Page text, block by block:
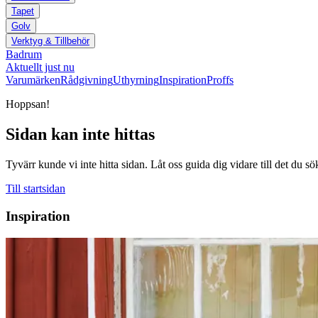
Tapet
Golv
Verktyg & Tillbehör
Badrum
Aktuellt just nu
VarumärkenRådgivningUthyrningInspirationProffs
Hoppsan!
Sidan kan inte hittas
Tyvärr kunde vi inte hitta sidan. Låt oss guida dig vidare till det du
Till startsidan
Inspiration